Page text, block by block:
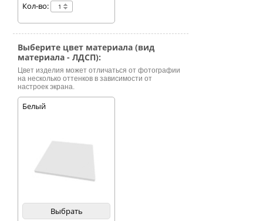
Кол-во:
Выберите цвет материала (вид
материала - ЛДСП):
Цвет изделия может отличаться от фотографии
на несколько оттенков в зависимости от
настроек экрана.
Белый
Выбрать